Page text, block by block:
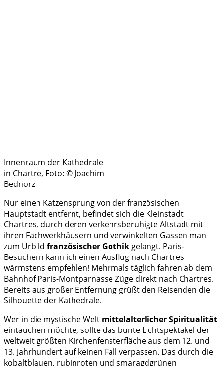
Innenraum der Kathedrale
in Chartre, Foto: © Joachim
Bednorz
Nur einen Katzensprung von der französischen
Hauptstadt entfernt, befindet sich die Kleinstadt
Chartres, durch deren verkehrsberuhigte Altstadt mit
ihren Fachwerkhäusern und verwinkelten Gassen man
zum Urbild französischer Gothik gelangt. Paris-
Besuchern kann ich einen Ausflug nach Chartres
wärmstens empfehlen! Mehrmals täglich fahren ab dem
Bahnhof Paris-Montparnasse Züge direkt nach Chartres.
Bereits aus großer Entfernung grüßt den Reisenden die
Silhouette der Kathedrale.
Wer in die mystische Welt mittelalterlicher Spiritualität
eintauchen möchte, sollte das bunte Lichtspektakel der
weltweit größten Kirchenfensterfläche aus dem 12. und
13. Jahrhundert auf keinen Fall verpassen. Das durch die
kobaltblauen, rubinroten und smaragdgrünen